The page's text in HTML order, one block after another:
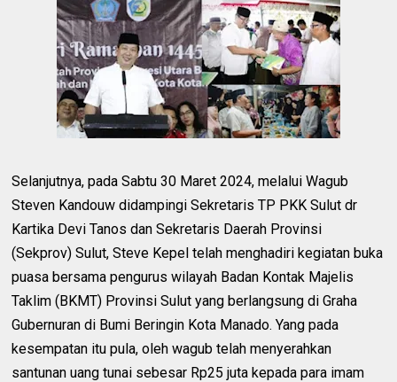
Selanjutnya, pada Sabtu 30 Maret 2024, melalui Wagub
Steven Kandouw didampingi Sekretaris TP PKK Sulut dr
Kartika Devi Tanos dan Sekretaris Daerah Provinsi
(Sekprov) Sulut, Steve Kepel telah menghadiri kegiatan buka
puasa bersama pengurus wilayah Badan Kontak Majelis
Taklim (BKMT) Provinsi Sulut yang berlangsung di Graha
Gubernuran di Bumi Beringin Kota Manado. Yang pada
kesempatan itu pula, oleh wagub telah menyerahkan
santunan uang tunai sebesar Rp25 juta kepada para imam